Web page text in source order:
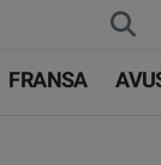
FRANSA